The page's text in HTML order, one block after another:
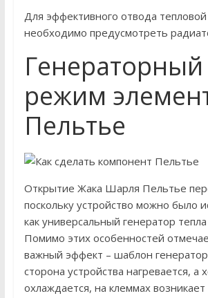
Для эффективного отвода
необходимо предусмотреть
Генераторный
режим
Пельтье
Открытие Жака Шарля Пельтье
поскольку устройство можно было
как универсальный генератор
Помимо этих особенностей
важный эффект – шаблон
сторона устройства нагревается, а
охлаждается, на клеммах возникает